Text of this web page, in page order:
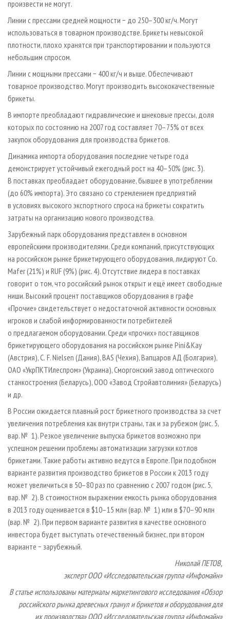
произвести не могут.
Линии с прессами средней мощности − до 250–300 кг/ч. Могут
использоваться в товарном производстве. Брикеты невысокой
плотности, плохо хранятся при транспортировании и пользуются
небольшим спросом.
Линии с мощными прессами − 400 кг/ч и выше. Обеспечивают
товарное производство. Могут производить высококачественные
брикеты.
В импорте преобладают гидравлические и шнековые прессы, доля
которых по состоянию на 2007 год составляет 70–75% от всех
закупок оборудования для производства брикетов.
Динамика импорта оборудования последние четыре года
демонстрирует устойчивый ежегодный рост на 40–50% (рис. 3).
В поставках преобладает оборудование, бывшее в употреблении
(до 60% импорта). Это связано со стремлением предприятий
в условиях высокого экспортного спроса на брикеты сократить
затраты на организацию нового производства.
Зарубежный парк оборудования представлен в основном
европейскими производителями. Среди компаний, присутствующих
на российском рынке брикетирующего оборудования, лидируют Co.
Mafer (21%) и RUF (9%) (рис. 4). Отсутствие лидера в поставках
говорит о том, что российский рынок открыт и ещё имеет свободные
ниши. Высокий процент поставщиков оборудования в графе
«Прочие» свидетельствует о недостаточной активности основных
игроков и слабой информированности потребителей
о предлагаемом оборудовании. Среди «прочих» поставщиков
брикетирующего оборудования на российском рынке Pini&Kay
(Австрия), C. F. Nielsen (Дания), BAS (Чехия), Вапцаров АД (Болгария),
ОАО «УкрПКТИлеспром» (Украина), Сморгонский завод оптического
станкостроения (Беларусь), ООО «Завод Стройавтолиния» (Беларусь)
и др.
В России ожидается плавный рост брикетного производства за счет
увеличения потребления как внутри страны, так и за рубежом (рис. 5,
вар. № 1). Резкое увеличение выпуска брикетов возможно при
успешном решении проблемы автоматизации загрузки котлов
брикетами. Такие работы активно ведутся в Европе. При подобном
варианте развития производство брикетов в России к 2013 году
может увеличиться в 50–80 раз по сравнению с 2007 годом (рис. 5,
вар. № 2). В стоимостном выражении емкость рынка оборудования
в 2013 году оценивается в $10–15 млн (вар. № 1) или в $70–90 млн
(вар. № 2). При первом варианте развития в качестве основного
инвестора будет выступать отечественный бизнес, при втором
варианте − зарубежный.
Николай ПЕТОВ,
эксперт ООО «Исследовательская группа «Инфомайн»
В статье использованы материалы маркетингового исследования «Обзор
российского рынка древесных гранул и брикетов и оборудования для
их производства» ООО «Исследовательская группа «Инфомайн»